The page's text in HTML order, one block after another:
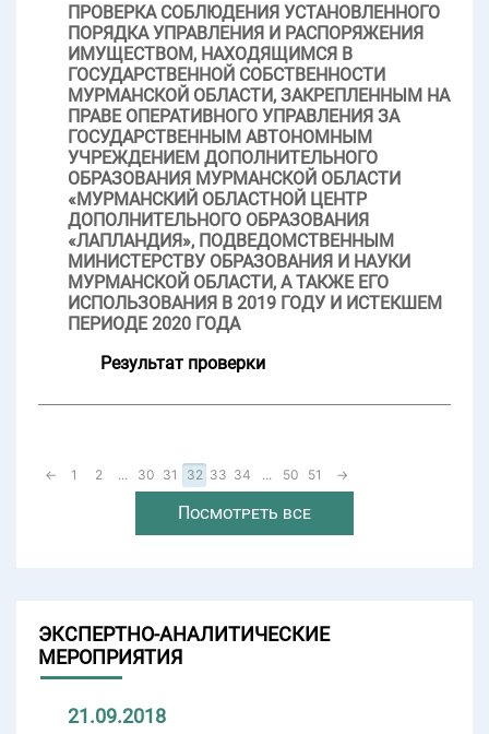
ПРОВЕРКА СОБЛЮДЕНИЯ УСТАНОВЛЕННОГО
ПОРЯДКА УПРАВЛЕНИЯ И РАСПОРЯЖЕНИЯ
ИМУЩЕСТВОМ, НАХОДЯЩИМСЯ В
ГОСУДАРСТВЕННОЙ СОБСТВЕННОСТИ
МУРМАНСКОЙ ОБЛАСТИ, ЗАКРЕПЛЕННЫМ НА
ПРАВЕ ОПЕРАТИВНОГО УПРАВЛЕНИЯ ЗА
ГОСУДАРСТВЕННЫМ АВТОНОМНЫМ
УЧРЕЖДЕНИЕМ ДОПОЛНИТЕЛЬНОГО
ОБРАЗОВАНИЯ МУРМАНСКОЙ ОБЛАСТИ
«МУРМАНСКИЙ ОБЛАСТНОЙ ЦЕНТР
ДОПОЛНИТЕЛЬНОГО ОБРАЗОВАНИЯ
«ЛАПЛАНДИЯ», ПОДВЕДОМСТВЕННЫМ
МИНИСТЕРСТВУ ОБРАЗОВАНИЯ И НАУКИ
МУРМАНСКОЙ ОБЛАСТИ, А ТАКЖЕ ЕГО
ИСПОЛЬЗОВАНИЯ В 2019 ГОДУ И ИСТЕКШЕМ
ПЕРИОДЕ 2020 ГОДА
Результат проверки
← 1 2 ... 30 31 32 33 34 ... 50 51 →
Посмотреть все
ЭКСПЕРТНО-АНАЛИТИЧЕСКИЕ
МЕРОПРИЯТИЯ
21.09.2018